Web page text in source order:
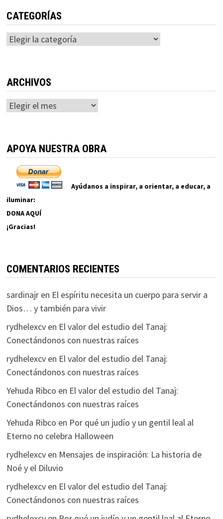
CATEGORÍAS
Categorías
ARCHIVOS
Archivos
APOYA NUESTRA OBRA
Ayúdanos a inspirar, a orientar, a educar, a
iluminar:
DONA AQUÍ
¡Gracias!
COMENTARIOS RECIENTES
sardinajren El espíritu necesita un cuerpo para servir a
Dios… y también para vivir
rydhelexcven El valor del estudio del Tanaj:
Conectándonos con nuestras raíces
rydhelexcven El valor del estudio del Tanaj:
Conectándonos con nuestras raíces
Yehuda Ribco en El valor del estudio del Tanaj:
Conectándonos con nuestras raíces
Yehuda Ribco en Por qué un judío y un gentil leal al
Eterno no celebra Halloween
rydhelexcven Mensajes de inspiración: La historia de
Noé y el Diluvio
rydhelexcven El valor del estudio del Tanaj:
Conectándonos con nuestras raíces